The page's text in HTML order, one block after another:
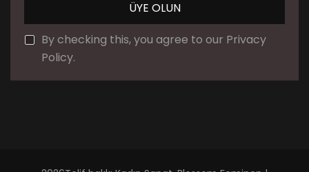
By checking this, you agree to our Privacy
Policy.